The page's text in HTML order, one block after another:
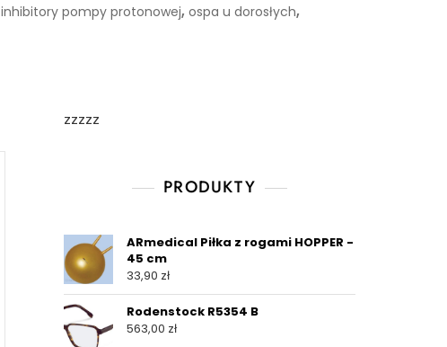
inhibitory pompy protonowej, ospa u dorosłych,
zzzzz
PRODUKTY
ARmedical Piłka z rogami HOPPER -
45 cm
33,90 zł
Rodenstock R5354 B
563,00 zł